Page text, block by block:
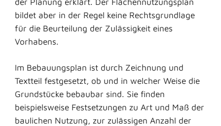
bildet aber in der Regel keine Rechtsgrundlage
für die Beurteilung der Zulässigkeit eines
Vorhabens.
Im Bebauungsplan ist durch Zeichnung und
Textteil festgesetzt, ob und in welcher Weise die
Grundstücke bebaubar sind. Sie finden
beispielsweise Festsetzungen zu Art und Maß der
baulichen Nutzung, zur zulässigen Anzahl der